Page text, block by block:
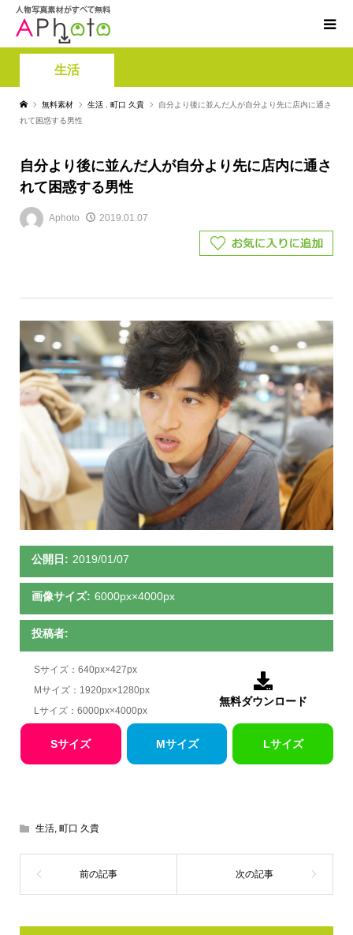
生活
無料素材 生活 町口 久貴
自分より後に並んだ人が自分より先に店内に通さ
れて困惑する男性
自分より後に並んだ人が自分より先に店内に通さ
れて困惑する男性
Aphoto 2019.01.07
公開日: 2019/01/07
画像サイズ: 6000px×4000px
投稿者:
Sサイズ：640px×427px
Mサイズ：1920px×1280px
Lサイズ：6000px×4000px

無料ダウンロード
Sサイズ Mサイズ Lサイズ
生活, 町口 久貴